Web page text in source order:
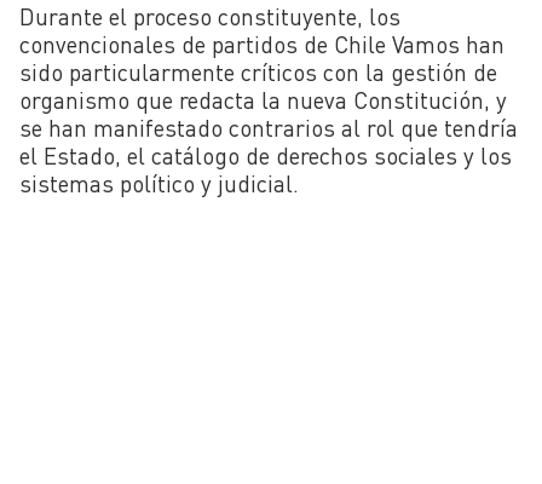
Durante el proceso constituyente, los
convencionales de partidos de Chile Vamos han
sido particularmente críticos con la gestión de
organismo que redacta la nueva Constitución, y
se han manifestado contrarios al rol que tendría
el Estado, el catálogo de derechos sociales y los
sistemas político y judicial.